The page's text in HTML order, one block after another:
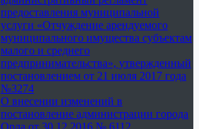
предоставления муниципальной
услуги «Отчуждение арендуемого
муниципального имущества субъектам
малого и среднего
предпринимательства», утвержденный
постановлением от 21 июля 2017 года
№3274
О внесении изменений в
постановление администрации города
Орла от 30.12.2016 № 6112